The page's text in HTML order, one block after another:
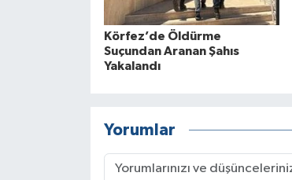
Körfez’de Öldürme
Suçundan Aranan Şahıs
Yakalandı
Yorumlar